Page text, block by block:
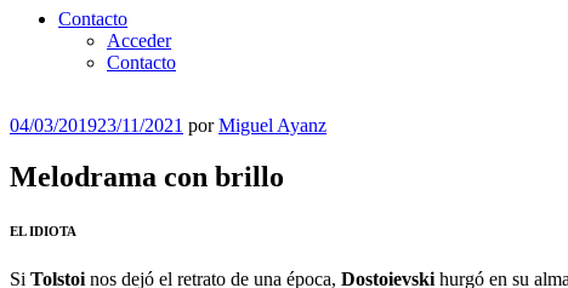
Contacto
Acceder
Contacto
Publicado
04/03/201923/11/2021 porMiguel Ayanz
Melodrama con brillo
EL IDIOTA
Si Tolstoi nos dejó el retrato de una época, Dostoievski hurgó en su